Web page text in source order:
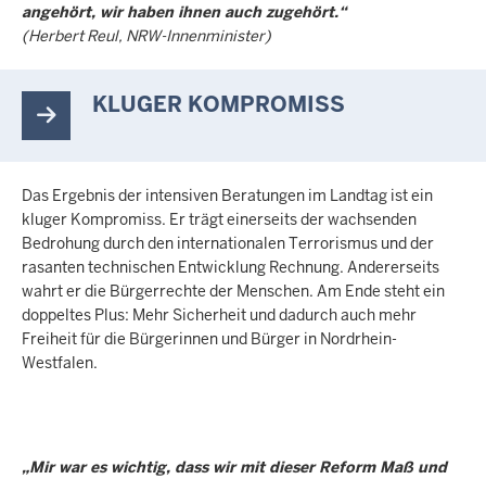
angehört, wir haben ihnen auch zugehört.“
(Herbert Reul, NRW-Innenminister)
KLUGER KOMPROMISS
Das Ergebnis der intensiven Beratungen im Landtag ist ein
kluger Kompromiss. Er trägt einerseits der wachsenden
Bedrohung durch den internationalen Terrorismus und der
rasanten technischen Entwicklung Rechnung. Andererseits
wahrt er die Bürgerrechte der Menschen. Am Ende steht ein
doppeltes Plus: Mehr Sicherheit und dadurch auch mehr
Freiheit für die Bürgerinnen und Bürger in Nordrhein-
Westfalen.
„Mir war es wichtig, dass wir mit dieser Reform Maß und